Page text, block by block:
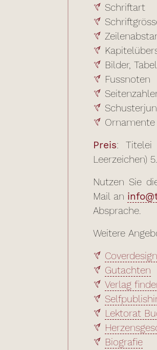
Schriftart
Bilder,
Fussnoten
Ornamente
Preis: Titelei
Leerzeichen)
Nutzen Sie
Mail an
Absprache.
Weitere
Coverdesign
Gutachten
Verlag
Lektorat
Biografie